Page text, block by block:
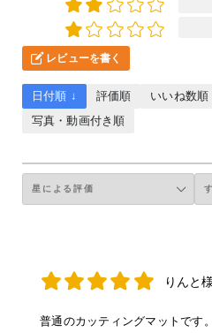
レビューを書く
日付順 ↓ 評価順 いいね数順
写真・動画付き順
りんと様
普通のカッティングマットです